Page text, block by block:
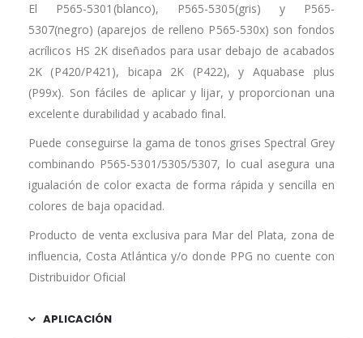
El P565-5301(blanco), P565-5305(gris) y P565-
5307(negro) (aparejos de relleno P565-530x) son fondos
acrílicos HS 2K diseñados para usar debajo de acabados
2K (P420/P421), bicapa 2K (P422), y Aquabase plus
(P99x). Son fáciles de aplicar y lijar, y proporcionan una
excelente durabilidad y acabado final.
Puede conseguirse la gama de tonos grises Spectral Grey
combinando P565-5301/5305/5307, lo cual asegura una
igualación de color exacta de forma rápida y sencilla en
colores de baja opacidad.
Producto de venta exclusiva para Mar del Plata, zona de
influencia, Costa Atlántica y/o donde PPG no cuente con
Distribuidor Oficial
APLICACIÓN